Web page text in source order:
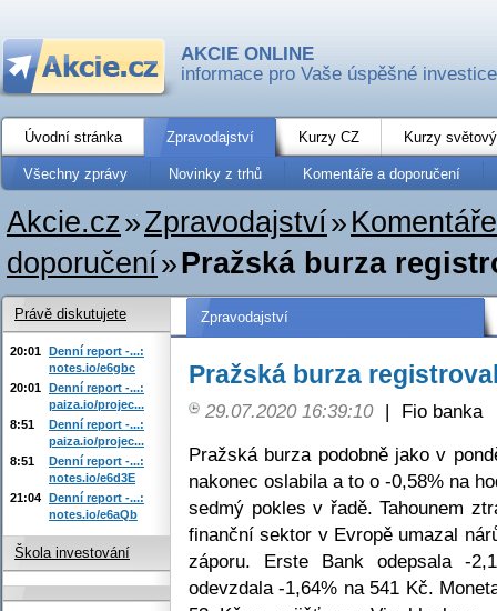
AKCIE ONLINE
informace pro Vaše úspěšné investice
Úvodní stránka Zpravodajství Kurzy CZ Kurzy
Všechny zprávy Novinky z trhů Komentáře a doporučení
Akcie.cz»Zpravodajství»
doporučení»Pražská burza
Zpravodajství
Pražská burza
29.07.2020 16:39:10 |
Fio banka
Pražská burza podobně jako v
nakonec oslabila a to o -0,58% na
sedmý pokles v řadě. Tahounem
finanční sektor v Evropě umazal
záporu. Erste Bank odepsala -
odevzdala -1,64% na 541 Kč.
Právě diskutujete
20:01 Denní report -...:
notes.io/e6gbc
20:01 Denní report -...:
paiza.io/projec...
8:51
Denní report -...:
paiza.io/projec...
8:51
Denní report -...:
notes.io/e6d3E
21:04 Denní report -...:
notes.io/e6aQb
Škola investování